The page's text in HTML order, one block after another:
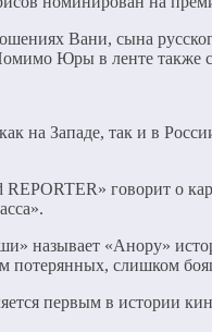
Вани, сына
Юры в ленте также
на Западе, так и в
говорит о
называет «Анору»
потерянных, слишком
первым в истории